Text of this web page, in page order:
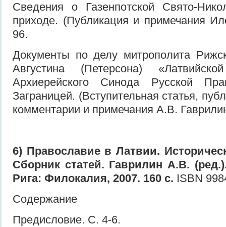
Сведения о Газенпотской Свято-
приходе. (Публикация и примечания
96.
Документы по делу митрополита
Августина (Петерсона)
Архиерейского Синода Русской
Заграницей. (Вступительная статья,
комментарии и примечания А.В.
6) Православие в Латвии.
Сборник статей. Гаврилин А.В.
Рига: Филокалия, 2007. 160 с. ISBN
Содержание
Предисловие. С. 4-6.